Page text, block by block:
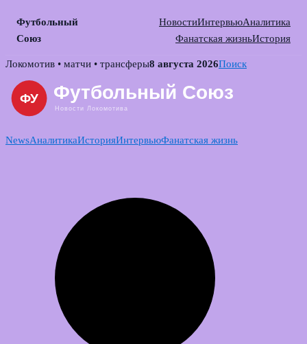
Футбольный
Союз
НовостиИнтервьюАналитика
Фанатская жизньИстория
Skip
content
Локомотив • матчи • трансферы8 августа 2026Поиск
NewsАналитикаИсторияИнтервьюФанатская жизнь